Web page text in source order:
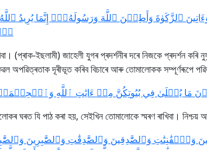
ٱلزَّكَوٰةَ وَأَطِعۡنَ ٱللَّهَ وَرَسُولَهُۥٓۚ إِنَّمَا يُرِيدُ
(প্ৰাক-ইছলামী) জাহেলী যুগৰ প্ৰদৰ্শনীৰ দৰে নিজকে প্ৰদৰ্শন
অপৱিত্ৰতাক দূৰীভূত কৰিব বিচাৰে আৰু তোমালোকক সম্পূৰ্ণৰূপে
يُتۡلَىٰ فِي بُيُوتِكُنَّ مِنۡ ءَايَٰتِ ٱللَّهِ وَٱلۡحِكۡمَةِۚ إِنَّ
ঘৰত যি পাঠ কৰা হয়, সেইখিন তোমালোকে স্মৰণ ৰাখিবা। নিশ্চয়
وَٱلصَّٰدِقِينَ وَٱلصَّٰدِقَٰتِ وَٱلصَّٰبِرِينَ